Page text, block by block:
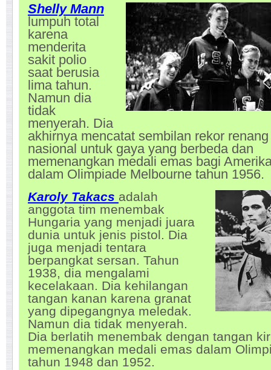
Shelly Mann
lumpuh total
karena
menderita
sakit polio
saat berusia
lima tahun.
Namun dia
tidak
menyerah. Dia
akhirnya mencatat sembilan rekor renang
nasional untuk gaya yang berbeda dan
memenangkan medali emas bagi
dalam Olimpiade Melbourne tahun 1956.
Karoly Takacs adalah
anggota tim menembak
Hungaria yang menjadi juara
dunia untuk jenis pistol. Dia
juga menjadi tentara
berpangkat sersan. Tahun
1938, dia mengalami
kecelakaan. Dia kehilangan
tangan kanan karena granat
yang dipegangnya meledak.
Namun dia tidak menyerah.
Dia berlatih menembak dengan tangan
memenangkan medali emas dalam
tahun 1948 dan 1952.